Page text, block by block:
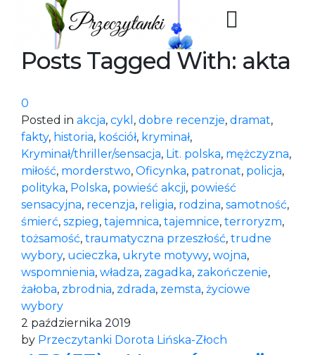
Posts Tagged With: akta
0
Posted in akcja, cykl , dobre recenzje, dramat,
fakty, historia, kościół, kryminał,
Kryminał/thriller/sensacja, Lit. polska, mężczyzna,
miłość, morderstwo, Oficynka, patronat, policja,
polityka, Polska, powieść akcji, powieść
sensacyjna, recenzja, religia, rodzina, samotność,
śmierć, szpieg, tajemnica, tajemnice, terroryzm,
tożsamość, traumatyczna przeszłość, trudne
wybory, ucieczka, ukryte motywy, wojna,
wspomnienia, władza, zagadka, zakończenie,
żałoba, zbrodnia, zdrada, zemsta, życiowe
wybory
2 października 2019
by Przeczytanki Dorota Lińska-Złoch